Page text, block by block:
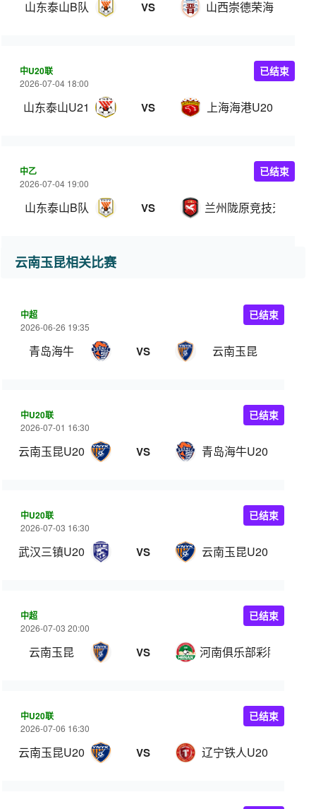
山东泰山B队 VS 山西崇德荣海
中U20联
2026-07-04 18:00
山东泰山U21 VS 上海海港U20
已结束
中乙
2026-07-04 19:00
山东泰山B队 VS 兰州陇原竞技天佑德
已结束
云南玉昆相关比赛
中超
2026-06-26 19:35
青岛海牛 VS 云南玉昆
已结束
中U20联
2026-07-01 16:30
云南玉昆U20 VS 青岛海牛U20
已结束
中U20联
2026-07-03 16:30
武汉三镇U20 VS 云南玉昆U20
已结束
中超
2026-07-03 20:00
云南玉昆 VS 河南俱乐部彩陶坊
已结束
中U20联
2026-07-06 16:30
云南玉昆U20 VS 辽宁铁人U20
已结束